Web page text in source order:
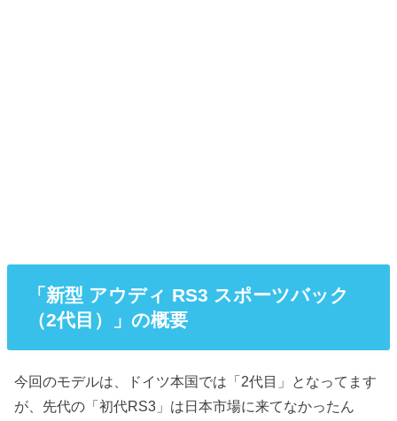
「新型 アウディ RS3 スポーツバック
（2代目）」の概要
今回のモデルは、ドイツ本国では「2代目」となってます
が、先代の「初代RS3」は日本市場に来てなかったん